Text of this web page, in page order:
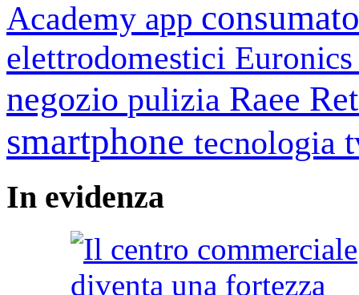
Academy app
elettrodomestici
negozio pulizia Raee
smartphone tecnologia
In evidenza